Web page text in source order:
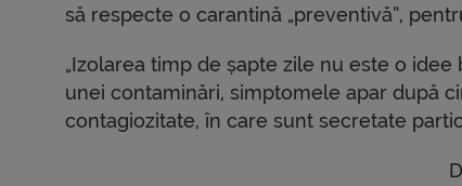
să respecte o carantină „preventivă”,
„Izolarea timp de șapte zile nu este o
unei contaminări, simptomele apar după
contagiozitate, în care sunt secretate